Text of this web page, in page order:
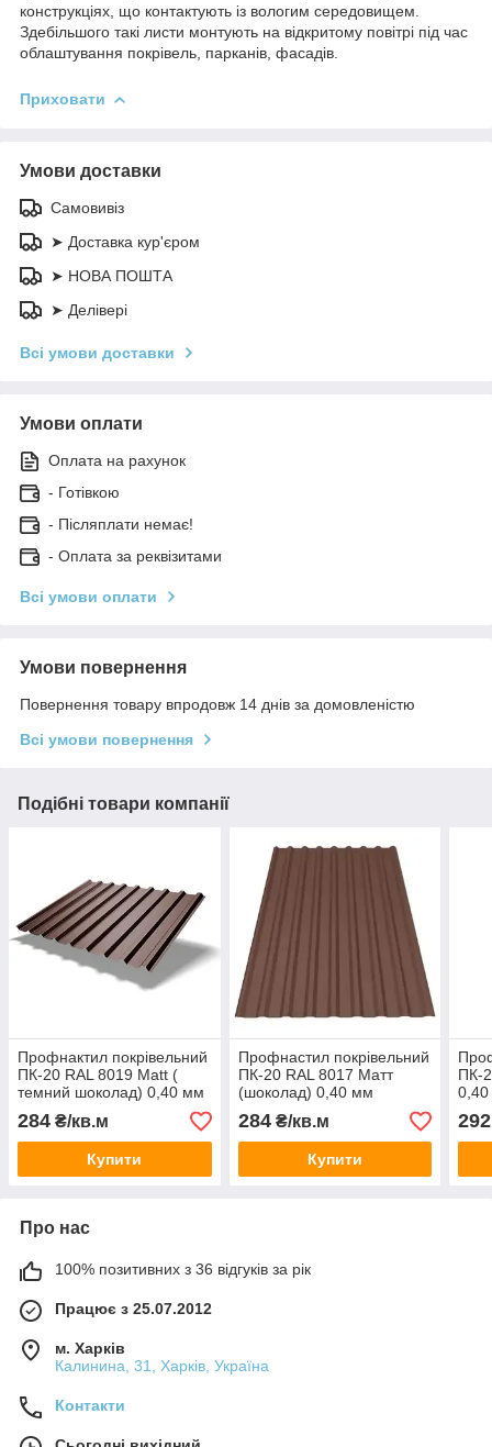
конструкціях, що контактують із вологим середовищем.
Здебільшого такі листи монтують на відкритому повітрі під час
облаштування покрівель, парканів, фасадів.
Приховати
Умови доставки
Самовивіз
➤ Доставка кур'єром
➤ НОВА ПОШТА
➤ Делівері
Всі умови доставки
Умови оплати
Оплата на рахунок
- Готівкою
- Післяплати немає!
- Оплата за реквізитами
Всі умови оплати
Умови повернення
Повернення товару впродовж 14 днів за домовленістю
Всі умови повернення
Подібні товари компанії
Профнактил покрівельний
ПК-20 RAL 8019 Мatt (
темний шоколад) 0,40 мм
1170/1130*2000 (1лист
2,34 кв.м)
284 ₴/кв.м
Купити
Профнастил покрівельний
ПК-20 RAL 8017 Матт
(шоколад) 0,40 мм
1170/1130*2000 (1лист
2,34кв.м)
284₴/кв.м
Купити
ПК-
Про нас
100% позитивних з 36 відгуків за рік
Працює з 25.07.2012
м. Харків
Калинина, 31, Харків, Україна
Контакти